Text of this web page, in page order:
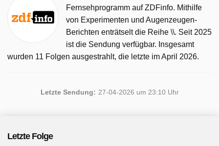
Fernsehprogramm auf ZDFinfo. Mithilfe
von Experimenten und Augenzeugen-
Berichten enträtselt die Reihe \\. Seit 2025
ist die Sendung verfügbar. Insgesamt
wurden 11 Folgen ausgestrahlt, die letzte im April 2026.
Letzte Sendung: 27-04-2026 um 23:10 Uhr
Letzte Folge